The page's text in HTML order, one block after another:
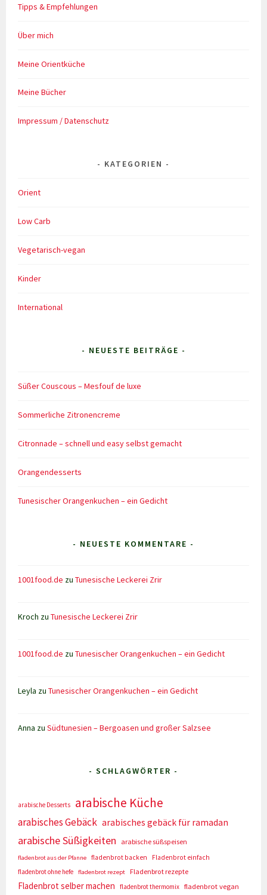
Tipps & Empfehlungen
Über mich
Meine Orientküche
Meine Bücher
Impressum / Datenschutz
KATEGORIEN
Orient
Low Carb
Vegetarisch-vegan
Kinder
International
- NEUESTE BEITRÄGE -
Süßer Couscous – Mesfouf de luxe
Sommerliche Zitronencreme
Citronnade – schnell und easy selbst gemacht
Orangendesserts
Tunesischer Orangenkuchen – ein Gedicht
- NEUESTE KOMMENTARE -
1001food.de zuTunesische Leckerei Zrir
Kroch zuTunesische Leckerei Zrir
1001food.de zuTunesischer Orangenkuchen – ein Gedicht
Leyla zuTunesischer Orangenkuchen – ein Gedicht
Anna zuSüdtunesien – Bergoasen und großer Salzsee
- SCHLAGWÖRTER -
arabische Desserts arabische Küche
arabisches Gebäck arabisches gebäck für ramadan
arabische Süßigkeiten arabische süßspeisen
fladenbrot aus der Pfanne fladenbrot backen
Fladenbrot einfach
fladenbrot ohne hefe
fladenbrot rezept Fladenbrot rezepte
Fladenbrot selber machen fladenbrot thermomix fladenbrot vegan